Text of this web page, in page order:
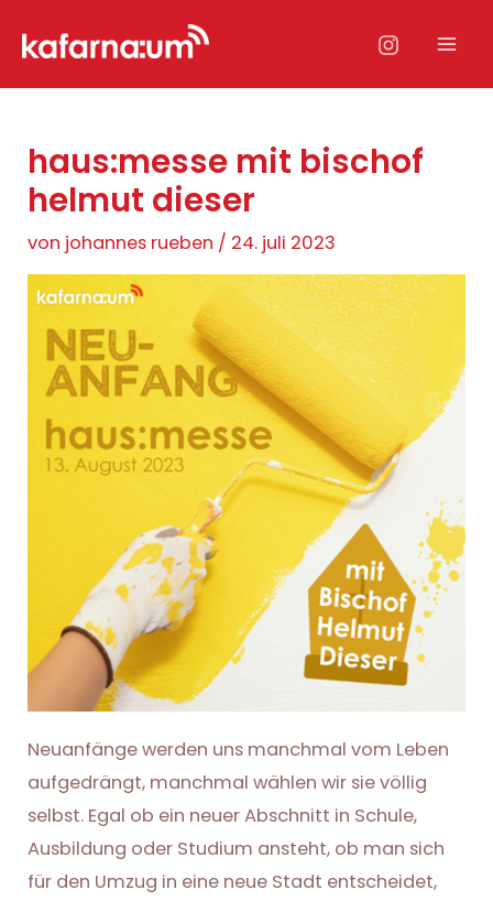
Inhalt
haus:messe mit bischof
helmut dieser
von johannes rueben / 24. juli 2023
Neuanfänge werden uns manchmal vom Leben
aufgedrängt, manchmal wählen wir sie völlig
selbst. Egal ob ein neuer Abschnitt in Schule,
Ausbildung oder Studium ansteht, ob man sich
für den Umzug in eine neue Stadt entscheidet,